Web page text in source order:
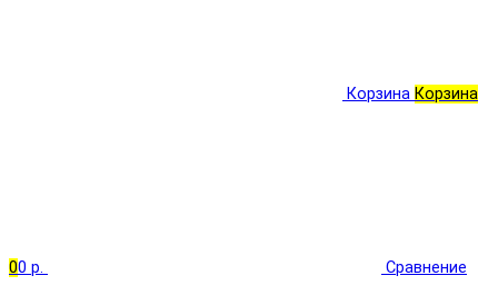
Корзина Корзина
00 р. Сравнение